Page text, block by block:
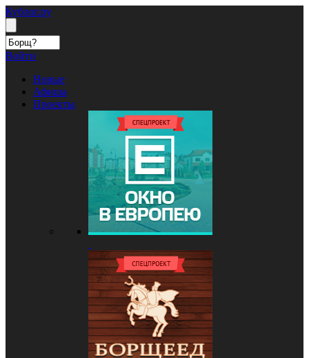
Кублог.ру
Войти
Новые
Афиша
Проекты